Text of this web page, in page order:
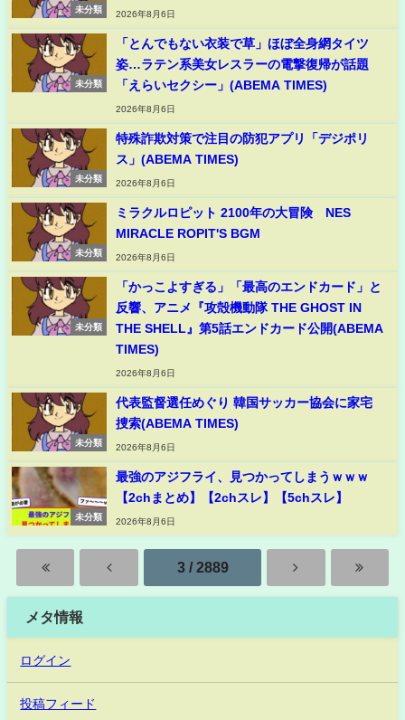
未分類
2026年8月6日
未分類
「とんでもない衣装で草」ほぼ全身網タイツ
姿…ラテン系美女レスラーの電撃復帰が話題
「えらいセクシー」(ABEMA TIMES)
2026年8月6日
未分類
特殊詐欺対策で注目の防犯アプリ「デジポリ
ス」(ABEMA TIMES)
2026年8月6日
未分類
ミラクルロピット 2100年の大冒険 NES
MIRACLE ROPIT'S BGM
2026年8月6日
未分類
「かっこよすぎる」「最高のエンドカード」と
反響、アニメ『攻殻機動隊 THE GHOST IN
THE SHELL』第5話エンドカード公開(ABEMA
TIMES)
2026年8月6日
未分類
代表監督選任めぐり 韓国サッカー協会に家宅
捜索(ABEMA TIMES)
2026年8月6日
未分類
最強のアジフライ、見つかってしまうｗｗｗ
【2chまとめ】【2chスレ】【5chスレ】
2026年8月6日
3 / 2889
メタ情報
ログイン
投稿フィード